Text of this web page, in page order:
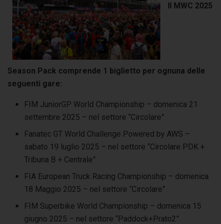
Il MWC 2025
Season Pack comprende 1 biglietto per ognuna delle
seguenti gare:
FIM JuniorGP World Championship – domenica 21
settembre 2025 – nel settore “Circolare”
Fanatec GT World Challenge Powered by AWS –
sabato 19 luglio 2025 – nel settore “Circolare PDK +
Tribuna B + Centrale”
FIA European Truck Racing Championship – domenica
18 Maggio 2025 – nel settore “Circolare”
FIM Superbike World Championship – domenica 15
giugno 2025 – nel settore “Paddock+Prato2”